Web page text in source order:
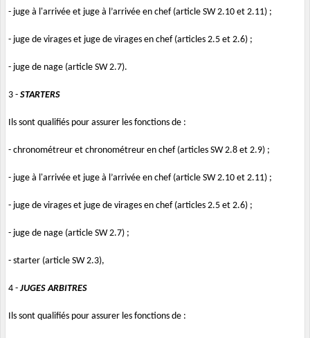
- juge à l'arrivée et juge à l’arrivée en chef (article SW 2.10 et 2.11) ;
- juge de virages et juge de virages en chef (articles 2.5 et 2.6) ;
- juge de nage (article SW 2.7).
3 - STARTERS
Ils sont qualifiés pour assurer les fonctions de :
- chronométreur et chronométreur en chef (articles SW 2.8 et 2.9) ;
- juge à l'arrivée et juge à l’arrivée en chef (article SW 2.10 et 2.11) ;
- juge de virages et juge de virages en chef (articles 2.5 et 2.6) ;
- juge de nage (article SW 2.7) ;
- starter (article SW 2.3),
4 -JUGES ARBITRES
Ils sont qualifiés pour assurer les fonctions de :